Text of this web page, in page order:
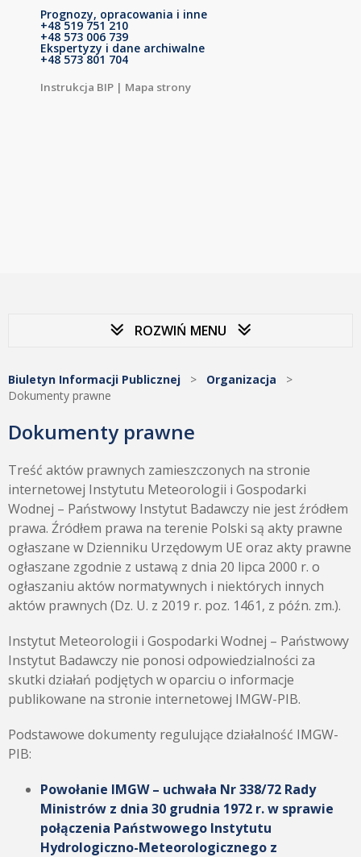
Prognozy, opracowania i inne
+48 519 751 210
+48 573 006 739
Ekspertyzy i dane archiwalne
+48 573 801 704
Instrukcja BIP | Mapa strony
ROZWIŃ MENU
Biuletyn Informacji Publicznej > Organizacja >
Dokumenty prawne
Dokumenty prawne
Treść aktów prawnych zamieszczonych na stronie
internetowej Instytutu Meteorologii i Gospodarki
Wodnej – Państwowy Instytut Badawczy nie jest źródłem
prawa. Źródłem prawa na terenie Polski są akty prawne
ogłaszane w Dzienniku Urzędowym UE oraz akty prawne
ogłaszane zgodnie z ustawą z dnia 20 lipca 2000 r. o
ogłaszaniu aktów normatywnych i niektórych innych
aktów prawnych (Dz. U. z 2019 r. poz. 1461, z późn. zm.).
Instytut Meteorologii i Gospodarki Wodnej – Państwowy
Instytut Badawczy nie ponosi odpowiedzialności za
skutki działań podjętych w oparciu o informacje
publikowane na stronie internetowej IMGW-PIB.
Podstawowe dokumenty regulujące działalność IMGW-
PIB:
Powołanie IMGW – uchwała Nr 338/72 Rady
Ministrów z dnia 30 grudnia 1972 r. w sprawie
połączenia Państwowego Instytutu
Hydrologiczno-Meteorologicznego z